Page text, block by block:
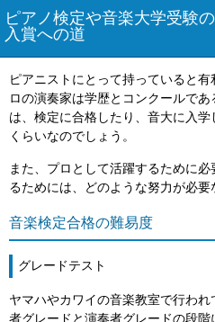
ピアノ検定や音楽大学受験
入賞への道
ピアニストにとって持っていると
ロの演奏家は学歴とコンクールで
は、検定に合格したり、音大に入
くらいなのでしょう。
また、プロとして活躍するために
るためには、どのような努力が必要
音楽検定合格の難易度
グレードテスト
ヤマハやカワイの音楽教室で行わ
者グレードと演奏者グレードの段